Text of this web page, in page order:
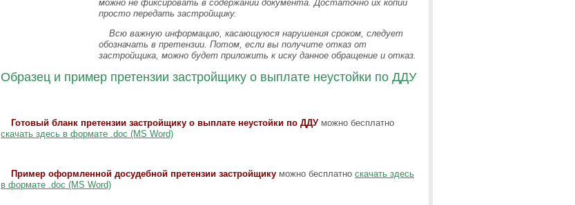
можно не фиксировать в содержании документа. Достаточно их копии
просто передать застройщику.
Всю важную информацию, касающуюся нарушения сроком, следует
обозначать в претензии. Потом, если вы получите отказ от
застройщика, можно будет приложить к иску данное обращение и отказ.
Образец и пример претензии застройщику о выплате неустойки по ДДУ
Готовый бланк претензии застройщику о выплате неустойки по ДДУ можно бесплатно
скачать здесь в формате .doc (MS Word)
Пример оформленной досудебной претензии застройщику можно бесплатно скачать здесь
в формате .doc (MS Word)